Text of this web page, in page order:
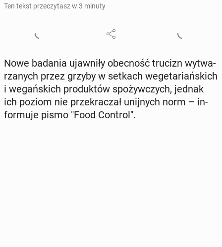
Ten tekst przeczytasz w 3 minuty
Nowe badania ujaw­ni­ły obec­ność trucizn wy­twa­
rza­nych przez grzyby w setkach we­ge­ta­riań­skich
i we­gań­skich pro­duk­tów spo­żyw­czych, jednak
ich poziom nie prze­kra­czał unij­nych norm – in­
for­mu­je pismo "Food Control".